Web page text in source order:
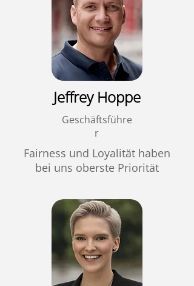
Jeffrey Hoppe
Geschäftsführe
r
Fairness und Loyalität haben
bei uns oberste Priorität